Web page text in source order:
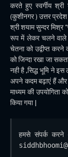
करते हुए स्वर्गीय
(कुशीनगर ) उत्तर प्रदेश
श्री शयाम सुन्दर मिश्र
रूप में लेकर चलने वाले
चेतना को उद्वीप्त करने
को जिन्दा रखा जा
नही है ,सिद्ध भूमि ने इस
अपने कदम बढ़ाएं हैं और
माध्यम की उपयोगिता
किया गया |
हमसे संपर्क